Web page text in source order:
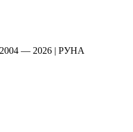
2004 — 2026 | РУНА